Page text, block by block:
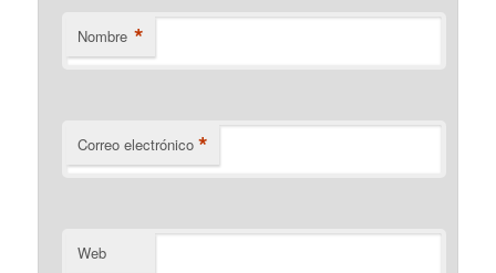
Nombre *
Correo electrónico *
Web